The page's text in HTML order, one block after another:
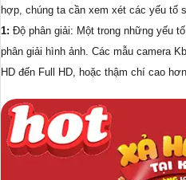
hợp, chúng ta cần xem xét các yếu tố
1: Độ phân giải: Một trong những yếu
phân giải hình ảnh. Các mẫu camera
HD đến Full HD, hoặc thậm chí cao hơn.